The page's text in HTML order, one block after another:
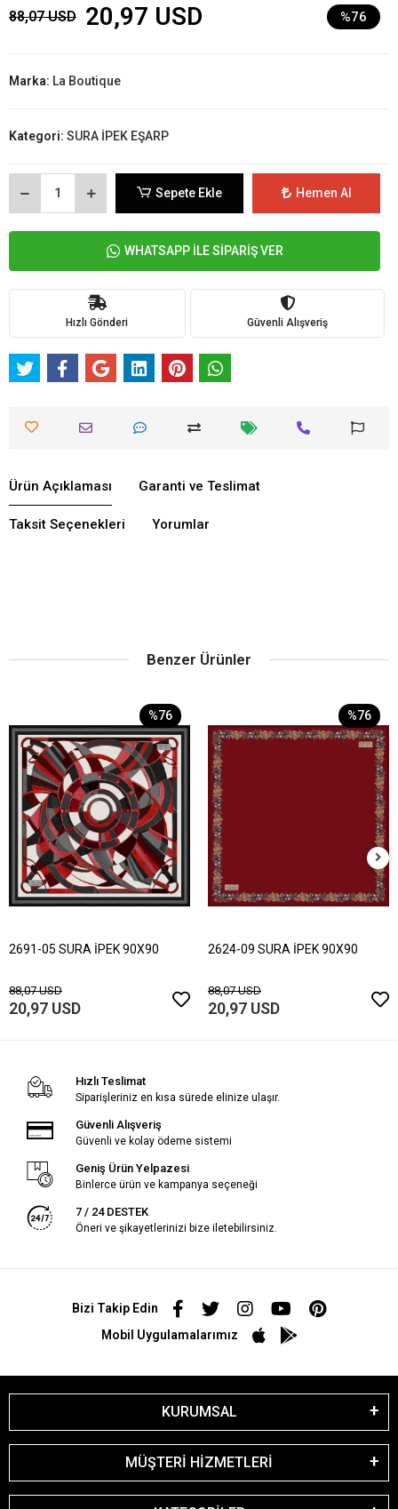
88,07 USD 20,97 USD %76
Marka: La Boutique
Kategori: SURA İPEK EŞARP
Sepete Ekle Hemen Al
WHATSAPP İLE SİPARİŞ VER
Hızlı Gönderi Güvenli Alışveriş
Ürün Açıklaması Garanti ve Teslimat
Taksit Seçenekleri Yorumlar
Benzer Ürünler
%76
2691-05 SURA İPEK 90X90
88,07 USD
20,97 USD
%76
2624-09 SURA İPEK 90X90
88,07 USD
20,97 USD
Hızlı Teslimat
Siparişleriniz en kısa sürede elinize ulaşır.
Güvenli Alışveriş
Güvenli ve kolay ödeme sistemi
Geniş Ürün Yelpazesi
Binlerce ürün ve kampanya seçeneği
7 / 24 DESTEK
Öneri ve şikayetlerinizi bize iletebilirsiniz.
Bizi Takip Edin
Mobil Uygulamalarımız
KURUMSAL
MÜŞTERİ HİZMETLERİ